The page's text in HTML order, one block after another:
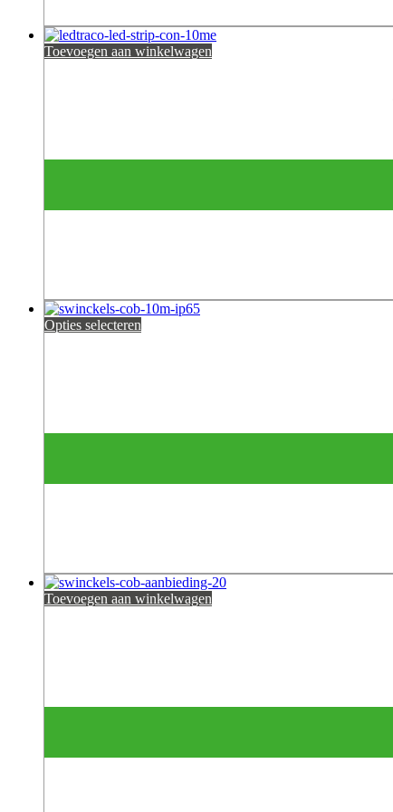
Toevoegen aan winkelwagen
Opties selecteren
Toevoegen aan winkelwagen